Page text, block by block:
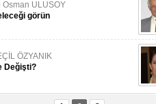
Osman ULUSOY
görün
ÖZYANIK
Değişti?